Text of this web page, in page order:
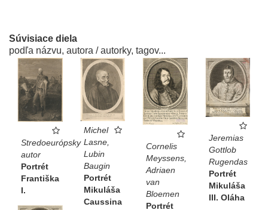
Súvisiace diela
podľa názvu, autora / autorky, tagov...
Stredoeurópsky
autor
Portrét
Františka
I.
Michel
Lasne,
Lubin
Baugin
Portrét
Mikuláša
Caussina
Cornelis
Meyssens,
Adriaen
van
Bloemen
Portrét
Jeremias
Gottlob
Rugendas
Portrét
Mikuláša
III. Oláha